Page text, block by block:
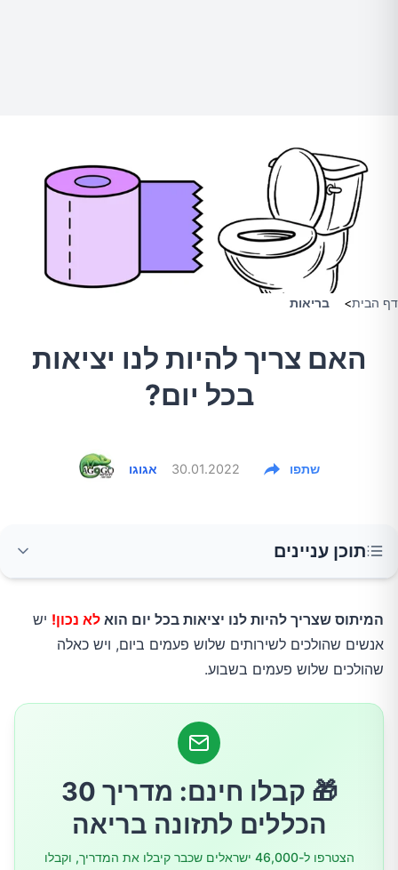
דף הבית> בריאות
האם צריך להיות לנו יציאות
בכל יום?
אגוגו 30.01.2022 שתפו
תוכן עניינים
מה יכול להשפיע על תדירות היציאות?
התזונה שלנו
מחלה כרונית
המיתוס שצריך להיות לנו יציאות בכל יום הוא לא נכון! יש
אנשים שהולכים לשירותים שלוש פעמים ביום, ויש כאלה
שהולכים שלוש פעמים בשבוע.
🎁 קבלו חינם: מדריך 30
הכללים לתזונה בריאה
הצטרפו ל-46,000 ישראלים שכבר קיבלו את המדריך, וקבלו